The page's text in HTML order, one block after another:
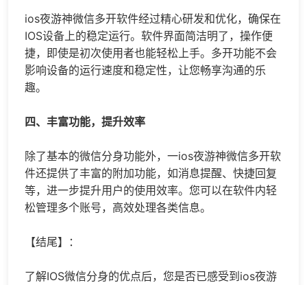
ios夜游神微信多开软件经过精心研发和优化，确保在
IOS设备上的稳定运行。软件界面简洁明了，操作便
捷，即使是初次使用者也能轻松上手。多开功能不会
影响设备的运行速度和稳定性，让您畅享沟通的乐
趣。
四、丰富功能，提升效率
除了基本的微信分身功能外，一ios夜游神微信多开软
件还提供了丰富的附加功能，如消息提醒、快捷回复
等，进一步提升用户的使用效率。您可以在软件内轻
松管理多个账号，高效处理各类信息。
【结尾】：
了解IOS微信分身的优点后，您是否已感受到ios夜游